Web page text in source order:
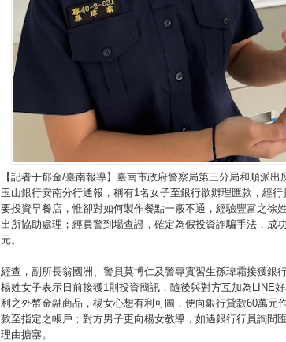
【記者于郁金/臺南報導】臺南市政府警察局第三分局和順派出
玉山銀行安南分行通報，稱有1名女子至銀行欲辦理匯款，經
要投資早餐店，惟卻對如何製作餐點一竅不通，經驗豐富之徐
出所協助處理；經員警到場查證，確定為假投資詐騙手法，成
元。
經查，副所長翁國洲、警員莫博仁及警專實習生孫瑋霜接獲銀
楊姓女子表示日前接獲1則投資簡訊，隨後與對方互加為LINE
利之外幣金融商品，楊女心想有利可圖，便向銀行貸款60萬元
款至指定之帳戶；對方男子更向楊女教導，如遇銀行行員詢問
理由搪塞。